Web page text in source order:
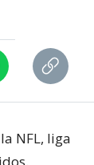
NFL, liga